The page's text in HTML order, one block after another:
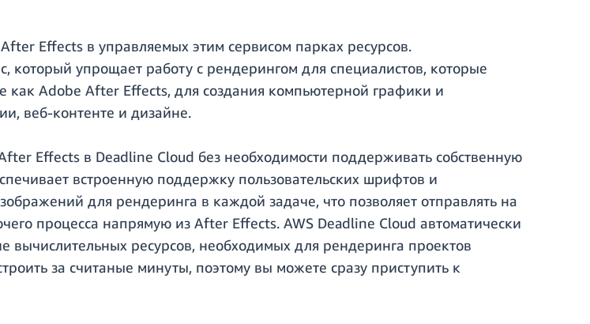
Effects в управляемых этим сервисом парках ресурсов.
который упрощает работу с рендерингом для специалистов, которые
как Adobe After Effects, для создания компьютерной графики и
веб-контенте и дизайне.
Effects в Deadline Cloud без необходимости поддерживать собственную
встроенную поддержку пользовательских шрифтов и
для рендеринга в каждой задаче, что позволяет отправлять на
процесса напрямую из After Effects. AWS Deadline Cloud автоматически
вычислительных ресурсов, необходимых для рендеринга проектов
за считаные минуты, поэтому вы можете сразу приступить к